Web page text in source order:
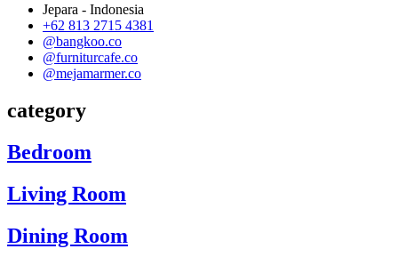
Jepara - Indonesia
+62 813 2715 4381
@bangkoo.co
@furniturcafe.co
@mejamarmer.co
category
Bedroom
Living Room
Dining Room